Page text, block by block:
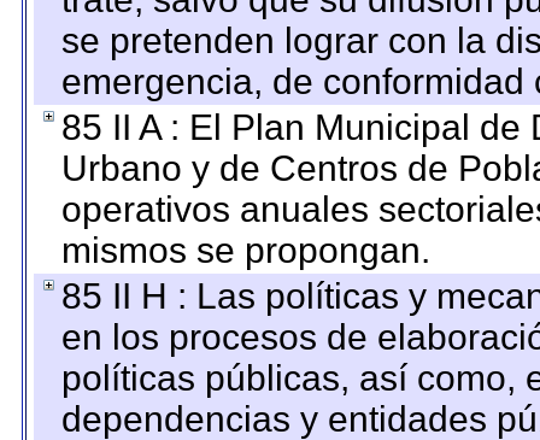
se pretenden lograr con la
emergencia, de
85 II A : El Plan Municipal
Urbano y de Centros de
operativos anuales
mismos se propongan.
85 II H : Las políticas y
en los procesos de
políticas públicas, así como,
dependencias y entidades